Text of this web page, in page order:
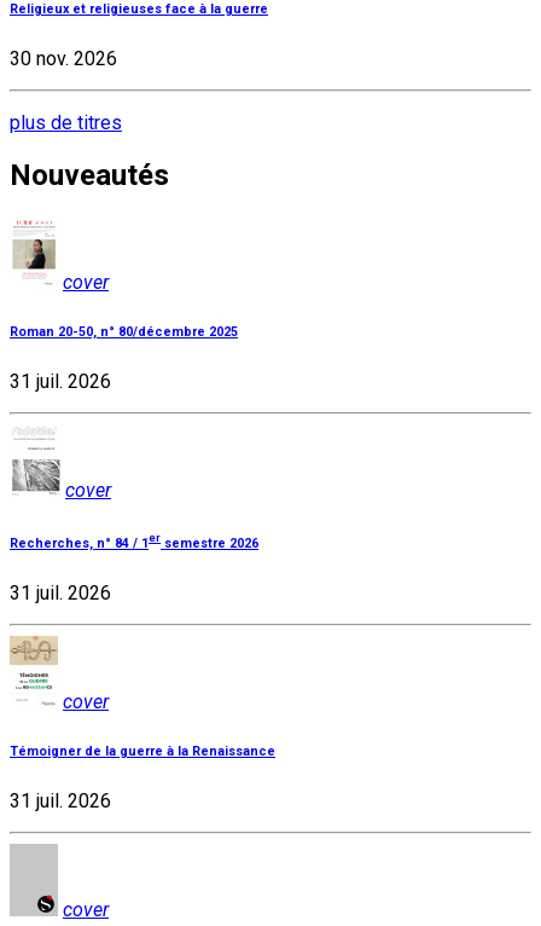
Religieux et religieuses face à la guerre
30 nov. 2026
plus de titres
Nouveautés
cover
Roman 20-50, n° 80/décembre 2025
31 juil. 2026
cover
Recherches, n° 84 / 1er semestre 2026
31 juil. 2026
cover
Témoigner de la guerre à la Renaissance
31 juil. 2026
cover